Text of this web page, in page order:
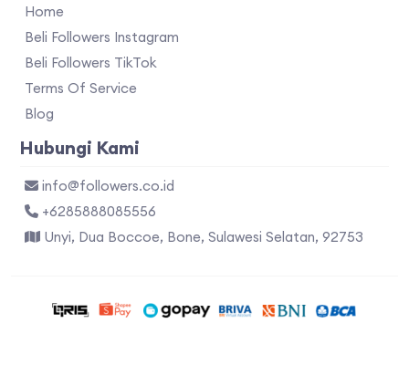
Home
Beli Followers Instagram
Beli Followers TikTok
Terms Of Service
Blog
Hubungi Kami
info@followers.co.id
+6285888085556
Unyi, Dua Boccoe, Bone, Sulawesi Selatan, 92753